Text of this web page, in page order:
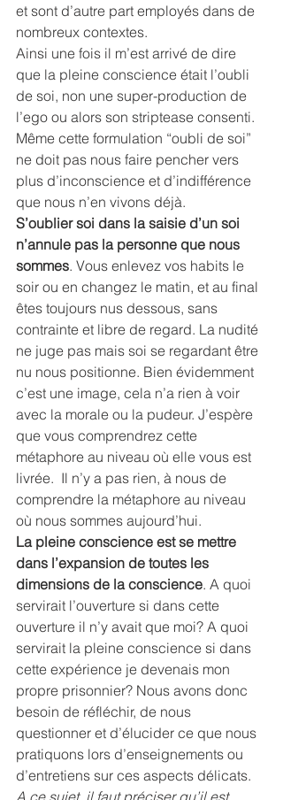
et sont d’autre part employés dans de
nombreux contextes.
Ainsi une fois il m’est arrivé de dire
que la pleine conscience était l’oubli
de soi, non une super-production de
l’ego ou alors son striptease consenti.
Même cette formulation “oubli de soi”
ne doit pas nous faire pencher vers
plus d’inconscience et d’indifférence
que nous n’en vivons déjà.
S’oublier soi dans la saisie d’un soi
n’annule pas la personne que nous
sommes. Vous enlevez vos habits le
soir ou en changez le matin, et au final
êtes toujours nus dessous, sans
contrainte et libre de regard. La nudité
ne juge pas mais soi se regardant être
nu nous positionne. Bien évidemment
c’est une image, cela n’a rien à voir
avec la morale ou la pudeur. J’espère
que vous comprendrez cette
métaphore au niveau où elle vous est
livrée.  Il n’y a pas rien, à nous de
comprendre la métaphore au niveau
où nous sommes aujourd’hui.
La pleine conscience est se mettre
dans l’expansion de toutes les
dimensions de la conscience. A quoi
servirait l’ouverture si dans cette
ouverture il n’y avait que moi? A quoi
servirait la pleine conscience si dans
cette expérience je devenais mon
propre prisonnier? Nous avons donc
besoin de réfléchir, de nous
questionner et d’élucider ce que nous
pratiquons lors d’enseignements ou
d’entretiens sur ces aspects délicats.
A ce sujet, il faut préciser qu’il est